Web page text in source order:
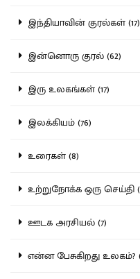
இந்தியாவின் குரல்கள் (17)
இன்னொரு குரல் (62)
இரு உலகங்கள் (17)
இலக்கியம் (76)
உரைகள் (8)
உற்றுநோக்க ஒரு செய்தி
ஊடக அரசியல் (7)
என்ன பேசுகிறது உலகம்?